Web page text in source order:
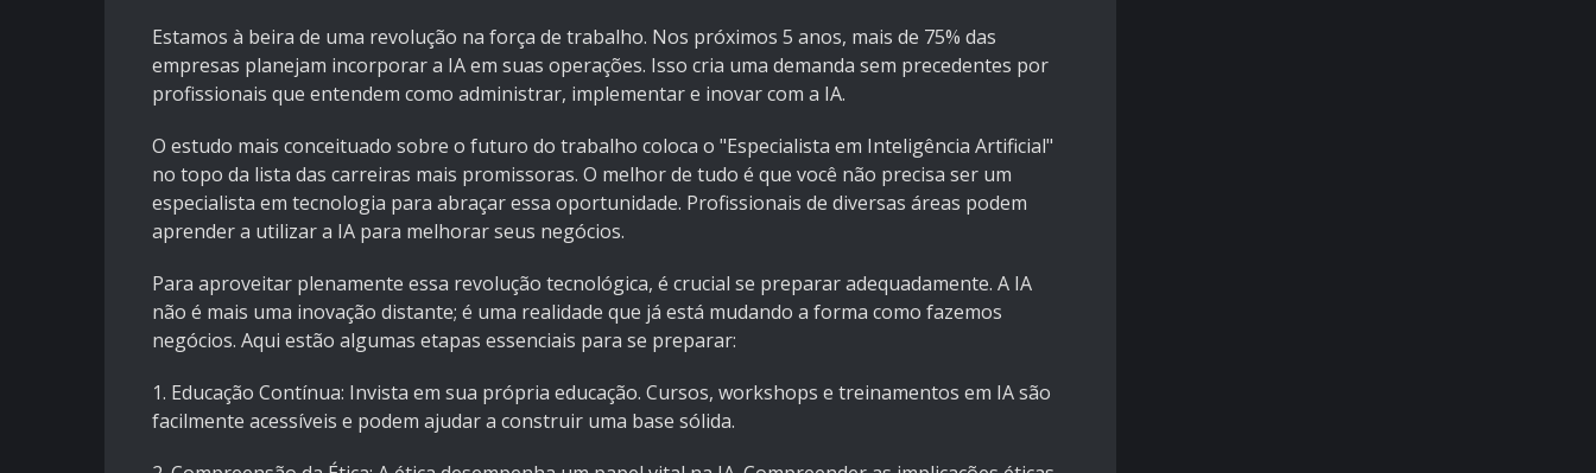
Estamos à beira de uma revolução na força de trabalho. Nos próximos 5 anos, mais de 75% das
empresas planejam incorporar a IA em suas operações. Isso cria uma demanda sem precedentes por
profissionais que entendem como administrar, implementar e inovar com a IA.
O estudo mais conceituado sobre o futuro do trabalho coloca o "Especialista em Inteligência Artificial"
no topo da lista das carreiras mais promissoras. O melhor de tudo é que você não precisa ser um
especialista em tecnologia para abraçar essa oportunidade. Profissionais de diversas áreas podem
aprender a utilizar a IA para melhorar seus negócios.
Para aproveitar plenamente essa revolução tecnológica, é crucial se preparar adequadamente. A IA
não é mais uma inovação distante; é uma realidade que já está mudando a forma como fazemos
negócios. Aqui estão algumas etapas essenciais para se preparar:
1. Educação Contínua: Invista em sua própria educação. Cursos, workshops e treinamentos em IA são
facilmente acessíveis e podem ajudar a construir uma base sólida.